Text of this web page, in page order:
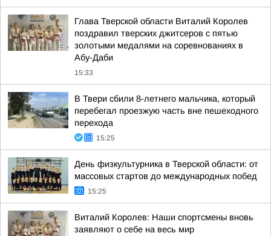
Глава Тверской области Виталий Королев
поздравил тверских джитсеров с пятью
золотыми медалями на соревнованиях в
Абу-Даби
15:33
В Твери сбили 8-летнего мальчика, который
перебегал проезжую часть вне пешеходного
перехода
15:25
День физкультурника в Тверской области: от
массовых стартов до международных побед
15:25
Виталий Королев: Наши спортсмены вновь
заявляют о себе на весь мир